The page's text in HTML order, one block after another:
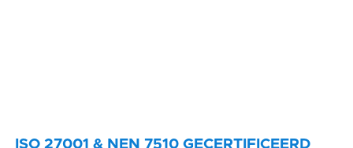
ISO 27001 & NEN 7510 GECERTIFICEERD